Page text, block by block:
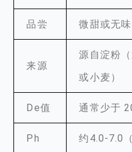
品尝 微甜或无味
来源
源自淀粉
或小麦）
De值 通常少于
Ph 约4.0-7.0